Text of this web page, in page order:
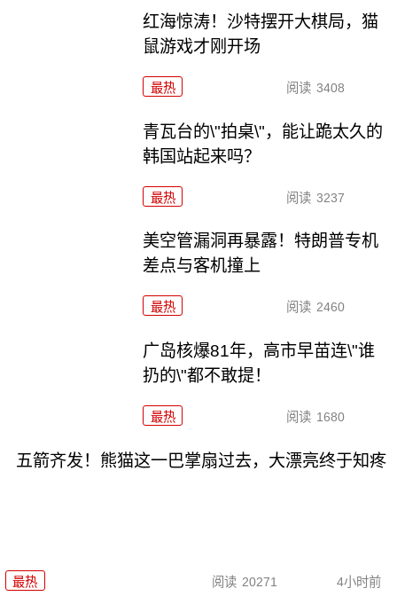
红海惊涛！沙特摆开大棋局，猫
鼠游戏才刚开场
最热 阅读 3408
青瓦台的\"拍桌\"，能让跪太久的
韩国站起来吗？
最热 阅读 3237
美空管漏洞再暴露！特朗普专机
差点与客机撞上
最热 阅读 2460
广岛核爆81年，高市早苗连\"谁
扔的\"都不敢提！
最热 阅读 1680
五箭齐发！熊猫这一巴掌扇过去，大漂亮终于知疼
最热 阅读 20271 4小时前